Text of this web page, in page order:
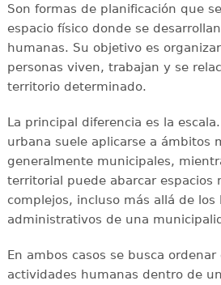
Son formas de planificación que
espacio físico donde se
humanas. Su objetivo es
personas viven, trabajan y se
territorio determinado.
La principal diferencia es la
urbana suele aplicarse a ámbitos
generalmente municipales,
territorial puede abarcar espacios
complejos, incluso más allá de los
administrativos de una
En ambos casos se busca
actividades humanas dentro de